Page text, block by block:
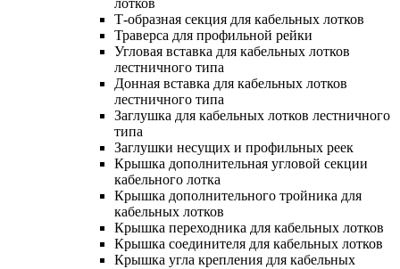
Т-образная секция для кабельных лотков
Траверса для профильной рейки
Угловая вставка для кабельных лотков
лестничного типа
Донная вставка для кабельных лотков
лестничного типа
Заглушка для кабельных лотков лестничного
типа
Заглушки несущих и профильных реек
Крышка дополнительная угловой секции
кабельного лотка
Крышка дополнительного тройника для
кабельных лотков
Крышка переходника для кабельных лотков
Крышка соединителя для кабельных лотков
Крышка угла крепления для кабельных